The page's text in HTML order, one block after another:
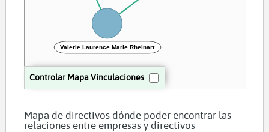
Controlar Mapa Vinculaciones
Valerie Laurence Marie Rheinart
Mapa de directivos dónde poder encontrar las
relaciones entre empresas y directivos